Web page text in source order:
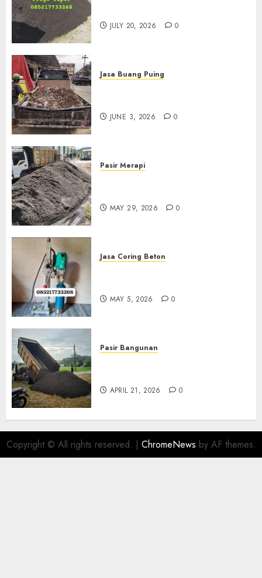
JULY 20, 2026 0
Jasa Buang Puing
JUNE 3, 2026 0
Pasir Merapi
MAY 29, 2026 0
Jasa Coring Beton
MAY 5, 2026 0
Pasir Bangunan
APRIL 21, 2026 0
Copyright © All rights reserved. | ChromeNews by AF themes.